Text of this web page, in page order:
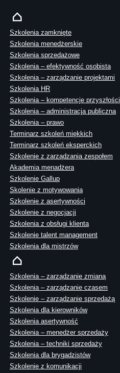
Szkolenia zamknięte
Szkolenia menedżerskie
Szkolenia sprzedażowe
Szkolenia – efektywność osobista
Szkolenia – zarządzanie projektami
Szkolenia HR
Szkolenia – kompetencje przyszłości
Szkolenia – administracja publiczna
Szkolenia – prawo
Terminarz szkoleń miękkich
Terminarz szkoleń eksperckich
Szkolenie z zarządzania zespołem
Akademia menadżera
Szkolenie Gallup
Skolenie z motywowania
Szkolenie z asertywności
Szkolenie z negocjacji
Szkolenia z obsługi klienta
Szkolenie talent management
Szkolenia dla mistrzów
Szkolenia – zarządzanie zmianą
Szkolenia – zarządzanie czasem
Szkolenie – zarządzanie sprzedażą
Szkolenia dla kierowników
Szkolenia asertywność
Szkolenia – menedżer sprzedaży
Szkolenia – techniki sprzedaży
Szkolenia dla brygadzistów
Szkolenie z komunikacji